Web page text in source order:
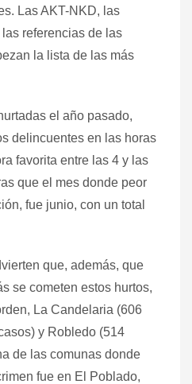
Las AKT-NKD, las
referencias de las
la lista de las más
el año pasado,
delincuentes en las horas
favorita entre las 4 y las
que el mes donde peor
fue junio, con un total
que, además, que
se cometen estos hurtos,
La Candelaria (606
y Robledo (514
de las comunas donde
fue en El Poblado,